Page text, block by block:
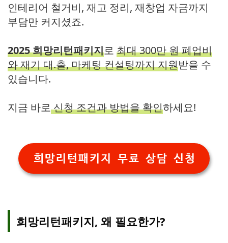
인테리어 철거비, 재고 정리, 재창업 자금까지
부담만 커지셨죠.
2025 희망리턴패키지로 최대 300만 원 폐업비
와 재기 대.출, 마케팅 컨설팅까지 지원받을 수
있습니다.
지금 바로신청 조건과 방법을 확인하세요!
희망리턴패키지 무료 상담 신청
희망리턴패키지, 왜 필요한가?